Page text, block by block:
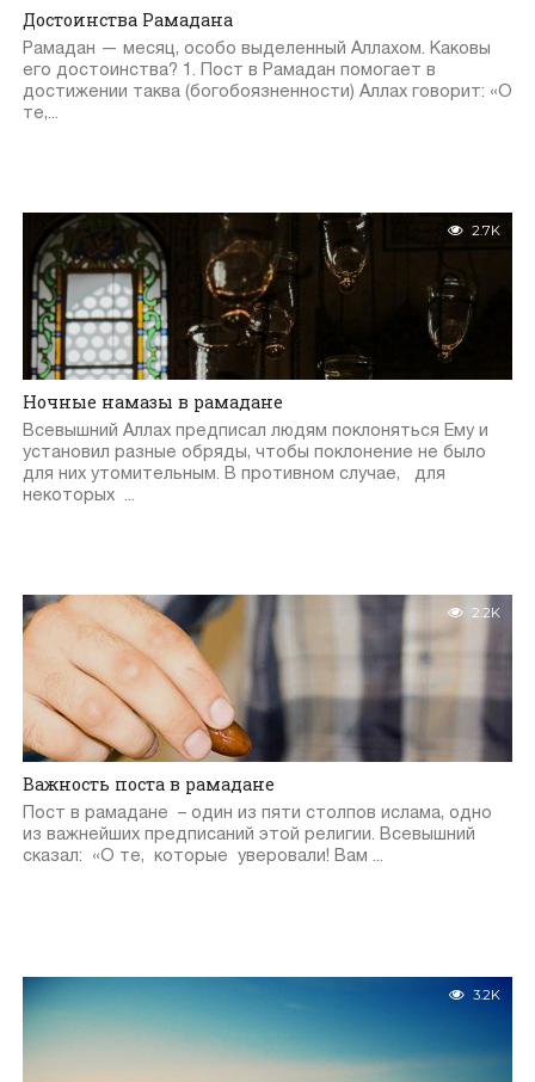
Достоинства Рамадана
Рамадан — месяц, особо выделенный Аллахом. Каковы
его достоинства? 1. Пост в Рамадан помогает в
достижении таква (богобоязненности) Аллах говорит: «О
те,...
2.7K
Ночные намазы в рамадане
Всевышний Аллах предписал людям поклоняться Ему и
установил разные обряды, чтобы поклонение не было
для них утомительным. В противном случае, для
некоторых ...
2.2K
Важность поста в рамадане
Пост в рамадане – один из пяти столпов ислама, одно
из важнейших предписаний этой религии. Всевышний
сказал: «О те, которые уверовали! Вам ...
3.2K